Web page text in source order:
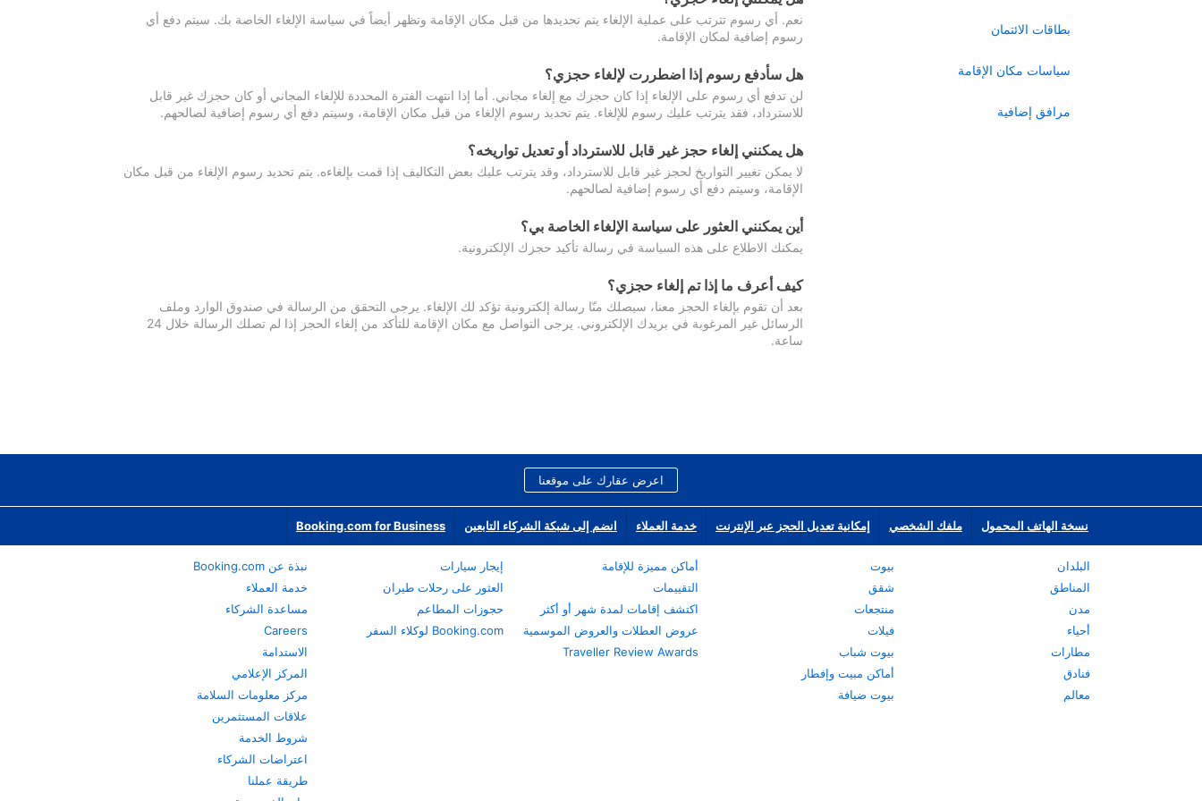
بطاقات الائتمان
سياسات مكان الإقامة
مرافق إضافية
نعم. أي رسوم تترتب على عملية الإلغاء يتم تحديدها من قبل مكان الإقامة وتظهر أيضاً في سياسة الإلغاء الخاصة بك. سيتم دفع أي
رسوم إضافية لمكان الإقامة.
هل سأدفع رسوم إذا اضطررت لإلغاء حجزي؟
لن تدفع أي رسوم على الإلغاء إذا كان حجزك مع إلغاء مجاني. أما إذا انتهت الفترة المحددة للإلغاء المجاني أو كان حجزك غير قابل
للاسترداد، فقد يترتب عليك رسوم للإلغاء. يتم تحديد رسوم الإلغاء من قبل مكان الإقامة، وسيتم دفع أي رسوم إضافية لصالحهم.
هل يمكنني إلغاء حجز غير قابل للاسترداد أو تعديل تواريخه؟
لا يمكن تغيير التواريخ لحجز غير قابل للاسترداد، وقد يترتب عليك بعض التكاليف إذا قمت بإلغاءه. يتم تحديد رسوم الإلغاء من قبل مكان
الإقامة، وسيتم دفع أي رسوم إضافية لصالحهم.
أين يمكنني العثور على سياسة الإلغاء الخاصة بي؟
يمكنك الاطلاع على هذه السياسة في رسالة تأكيد حجزك الإلكترونية.
كيف أعرف ما إذا تم إلغاء حجزي؟
بعد أن تقوم بإلغاء الحجز معنا، سيصلك منّا رسالة إلكترونية تؤكد لك الإلغاء. يرجى التحقق من الرسالة في صندوق الوارد وملف
الرسائل غير المرغوبة في بريدك الإلكتروني. يرجى التواصل مع مكان الإقامة للتأكد من إلغاء الحجز إذا لم تصلك الرسالة خلال 24
ساعة.
اعرض عقارك على موقعنا
نسخة الهاتف المحمول ملفك الشخصي إمكانية تعديل الحجز عبر الإنترنت خدمة العملاء انضم إلى شبكة الشركاء التابعين Booking.com for Business
البلدان
المناطق
مدن
أحياء
مطارات
فنادق
معالم
بيوت
شقق
منتجعات
فيلات
بيوت شباب
أماكن مبيت وإفطار
بيوت ضيافة
أماكن مميزة للإقامة
التقييمات
اكتشف إقامات لمدة شهر أو أكثر
عروض العطلات والعروض الموسمية
Traveller Review Awards
إيجار سيارات
العثور على رحلات طيران
حجوزات المطاعم
Booking.com لوكلاء السفر
نبذة عن Booking.com
خدمة العملاء
مساعدة الشركاء
Careers
الاستدامة
المركز الإعلامي
مركز معلومات السلامة
علاقات المستثمرين
شروط الخدمة
اعتراضات الشركاء
طريقة عملنا